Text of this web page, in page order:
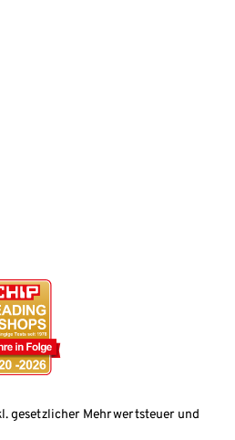
gesetzlicher Mehrwertsteuer und